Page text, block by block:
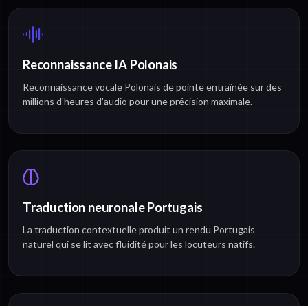
Reconnaissance IA Polonais
Reconnaissance vocale Polonais de pointe entraînée sur des
millions d'heures d'audio pour une précision maximale.
Traduction neuronale Portugais
La traduction contextuelle produit un rendu Portugais
naturel qui se lit avec fluidité pour les locuteurs natifs.